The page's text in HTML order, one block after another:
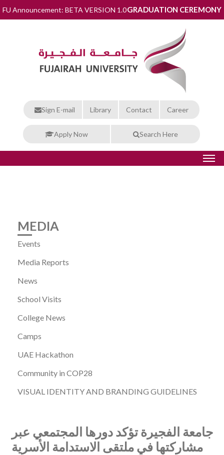
FU Announcement: BETA VERSION 1.0GRADUATION CEREMONY
Sign E-mail Library Contact Career
Apply Now Search Here
MEDIA
Events
Media Reports
News
School Visits
College News
Camps
UAE Hackathon
Community in COP28
VISUAL IDENTITY AND BRANDING GUIDELINES
جامعة الفجيرة تؤكد دورها المجتمعي عبر
مشاركتها في ملتقى الاستدامة الأسرية